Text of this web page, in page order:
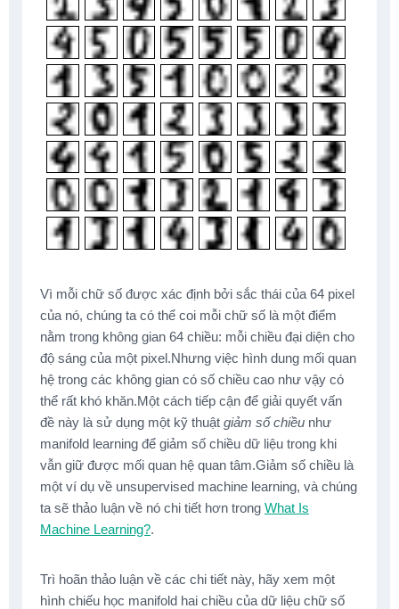
Vì mỗi chữ số được xác định bởi sắc thái của 64 pixel
của nó, chúng ta có thể coi mỗi chữ số là một điểm
nằm trong không gian 64 chiều: mỗi chiều đại diện cho
độ sáng của một pixel.Nhưng việc hình dung mối quan
hệ trong các không gian có số chiều cao như vậy có
thể rất khó khăn.Một cách tiếp cận để giải quyết vấn
đề này là sử dụng một kỹ thuật giảm số chiều như
manifold learning để giảm số chiều dữ liệu trong khi
vẫn giữ được mối quan hệ quan tâm.Giảm số chiều là
một ví dụ về unsupervised machine learning, và chúng
ta sẽ thảo luận về nó chi tiết hơn trong What Is
Machine Learning?.
Trì hoãn thảo luận về các chi tiết này, hãy xem một
hình chiếu học manifold hai chiều của dữ liệu chữ số